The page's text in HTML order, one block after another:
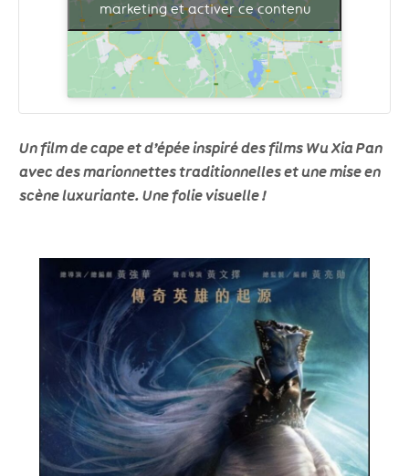
marketing et activer ce contenu
Un film de cape et d’épée inspiré des films Wu Xia Pan
avec des marionnettes traditionnelles et une mise en
scène luxuriante. Une folie visuelle !